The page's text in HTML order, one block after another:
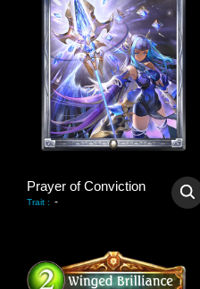
Prayer of Conviction
Trait : -